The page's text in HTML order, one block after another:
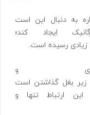
به دنبال این است
ایجاد کند؛
زیادی رسیده است.
و
زیر بغل گذاشتن است
ارتباط تنها و